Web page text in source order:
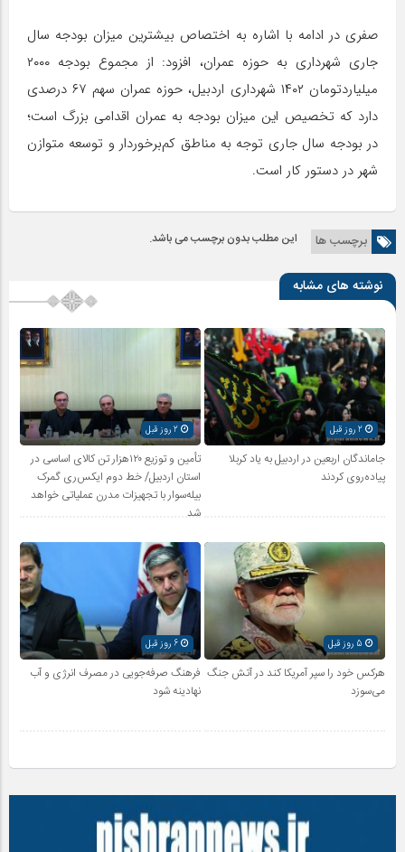
صفری در ادامه با اشاره به اختصاص بیشترین میزان بودجه سال
جاری شهرداری به حوزه عمران، افزود: از مجموع بودجه ۲۰۰۰
میلیاردتومان ۱۴۰۲ شهرداری اردبیل، حوزه عمران سهم ۶۷ درصدی
دارد که تخصیص این میزان بودجه به عمران اقدامی بزرگ است؛
در بودجه سال جاری توجه به مناطق کم‌برخوردار و توسعه متوازن
شهر در دستور کار است.
برچسب ها این مطلب بدون برچسب می باشد.
نوشته های مشابه
2 روز قبل
جاماندگان اربعین در اردبیل به یاد کربلا
پیاده‌روی کردند
تأمین و توزیع ۱۲۰هزار تن کالای اساسی در
استان اردبیل/ خط دوم ایکس‌ری گمرک
بیله‌سوار با تجهیزات مدرن عملیاتی خواهد
شد
هرکس خود را سپر آمریکا کند در آتش جنگ
می‌سوزد
فرهنگ صرفه‌جویی در مصرف انرژی و آب
نهادینه شود